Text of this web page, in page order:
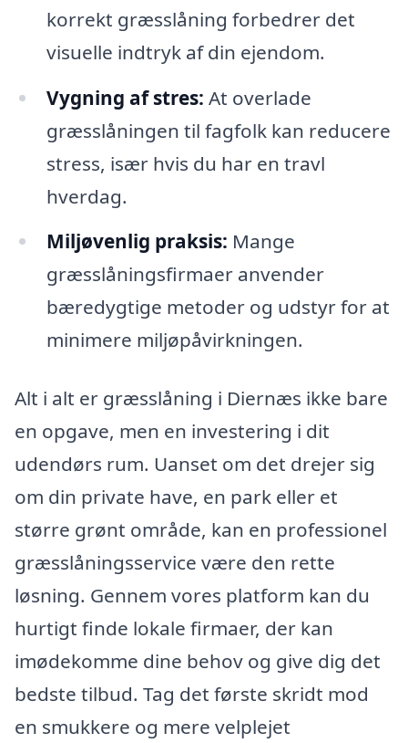
korrekt græsslåning forbedrer det
visuelle indtryk af din ejendom.
Vygning af stres: At overlade
græsslåningen til fagfolk kan reducere
stress, især hvis du har en travl
hverdag.
Miljøvenlig praksis: Mange
græsslåningsfirmaer anvender
bæredygtige metoder og udstyr for at
minimere miljøpåvirkningen.
Alt i alt er græsslåning i Diernæs ikke bare
en opgave, men en investering i dit
udendørs rum. Uanset om det drejer sig
om din private have, en park eller et
større grønt område, kan en professionel
græsslåningsservice være den rette
løsning. Gennem vores platform kan du
hurtigt finde lokale firmaer, der kan
imødekomme dine behov og give dig det
bedste tilbud. Tag det første skridt mod
en smukkere og mere velplejet